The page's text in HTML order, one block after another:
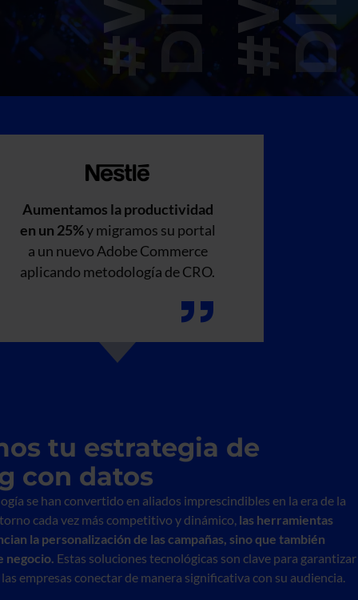
Aumentamos la productividad
en un 25%y migramos su portal
a un nuevo Adobe Commerce
aplicando metodología de CRO.
tu estrategia de
con datos
se han convertido en aliados imprescindibles en la era de la
cada vez más competitivo y dinámico, las herramientas
la personalización de las campañas, sino que también
negocio. Estas soluciones tecnológicas son clave para garantizar
empresas conectar de manera significativa con su audiencia.